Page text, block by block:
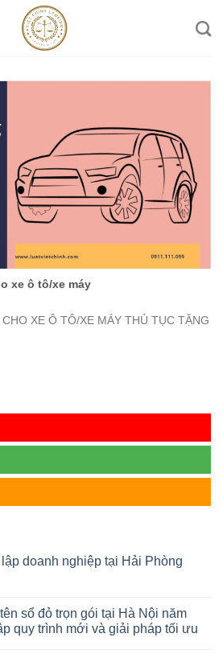
xe ô tô/xe máy
XE Ô TÔ/XE MÁY THỦ TỤC TẶNG
doanh nghiệp tại Hải Phòng
sổ đỏ trọn gói tại Hà Nội năm
quy trình mới và giải pháp tối ưu